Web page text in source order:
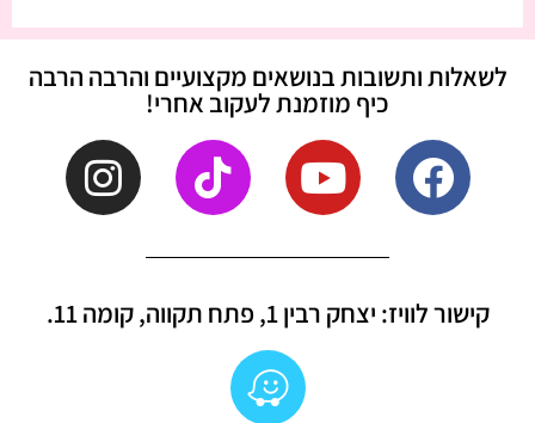
לשאלות ותשובות בנושאים מקצועיים והרבה הרבה
כיף מוזמנת לעקוב אחרי!
קישור לוויז: יצחק רבין 1, פתח תקווה, קומה 11.